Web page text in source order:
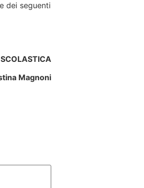
dei seguenti
Magnoni